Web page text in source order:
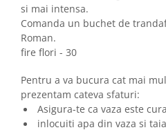
si mai intensa.
Comanda un buchet de
Roman.
fire flori - 30
Pentru a va bucura cat mai
prezentam cateva sfaturi:
Asigura-te ca vaza este
inlocuiti apa din vaza si